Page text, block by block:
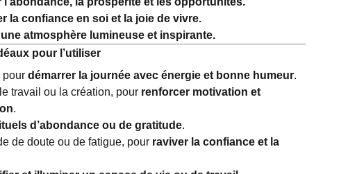
la confiance en soi et la joie de vivre.
atmosphère lumineuse et inspirante.
pour l’utiliser
pour démarrer la journée avec énergie et bonne humeur.
travail ou la création, pour renforcer motivation et
.
d’abondance ou de gratitude.
de doute ou de fatigue, pour raviver la confiance et la